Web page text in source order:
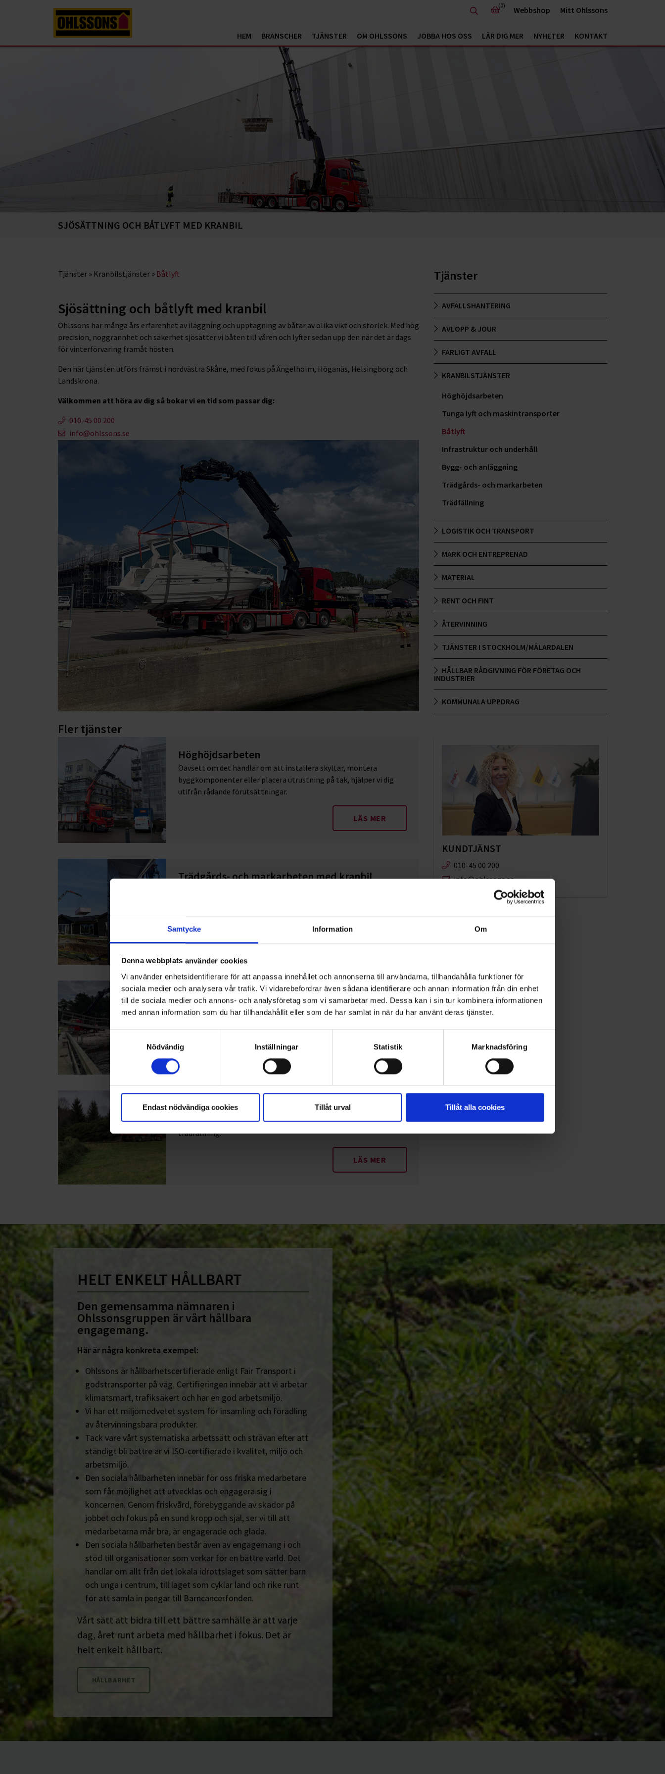
Samtycke Information Om
Denna webbplats använder cookies
Vi använder enhetsidentifierare för att anpassa innehållet och annonserna till användarna, tillhandahålla funktioner för
sociala medier och analysera vår trafik. Vi vidarebefordrar även sådana identifierare och annan information från din enhet
till de sociala medier och annons- och analysföretag som vi samarbetar med. Dessa kan i sin tur kombinera informationen
med annan information som du har tillhandahållit eller som de har samlat in när du har använt deras tjänster.
Nödvändig
Inställningar Statistik Marknadsföring
Endast nödvändiga cookies Tillåt urval Tillåt alla cookies
HEM BRANSCHER TJÄNSTER OM OHLSSONS JOBBA HOS OSS LÄR DIG MER NYHETER KONTAKT
(0) Webbshop Mitt Ohlssons
SJÖSÄTTNING OCH BÅTLYFT MED KRANBIL
Tjänster » Kranbilstjänster » Båtlyft
Sjösättning och båtlyft med kranbil
Ohlssons har många års erfarenhet av iläggning och upptagning av båtar av olika vikt och storlek. Med hög
precision, noggrannhet och säkerhet sjösätter vi båten till våren och lyfter sedan upp den när det är dags
för vinterförvaring framåt hösten.
Den här tjänsten utförs främst i nordvästra Skåne, med fokus på Ängelholm, Höganäs, Helsingborg och
Landskrona.
Välkommen att höra av dig så bokar vi en tid som passar dig:
010-45 00 200​
info@ohlssons.se
Fler tjänster
Höghöjdsarbeten
Oavsett om det handlar om att installera skyltar, montera
byggkomponenter eller placera utrustning på tak, hjälper vi dig
utifrån rådande förutsättningar.
LÄS MER
Trädgårds- och markarbeten med kranbil
Bygg- och anläggningstjänster med kranbil
Transport och lyft under byggprojektet, flytt av förrådscontainers
LÄS MER
Trädfällning
Utrustad för sågning kan kranbilen även användas vid gallring och
trädfällning.
LÄS MER
Tjänster
AVFALLSHANTERING
AVLOPP & JOUR
FARLIGT AVFALL
KRANBILSTJÄNSTER
Höghöjdsarbeten
Tunga lyft och maskintransporter
Båtlyft
Infrastruktur och underhåll
Bygg- och anläggning
Trädgårds- och markarbeten
Trädfällning
LOGISTIK OCH TRANSPORT
MARK OCH ENTREPRENAD
MATERIAL
RENT OCH FINT
ÅTERVINNING
TJÄNSTER I STOCKHOLM/MÄLARDALEN
HÅLLBAR RÅDGIVNING FÖR FÖRETAG OCH
INDUSTRIER
KOMMUNALA UPPDRAG
KUNDTJÄNST
010-45 00 200​
info@ohlssons.se
HELT ENKELT HÅLLBART
Den gemensamma nämnaren i
Ohlssonsgruppen är vårt hållbara
engagemang.
Här är några konkreta exempel:
Ohlssons är hållbarhetscertifierade enligt Fair Transport i
godstransporter på väg. Certifieringen innebär att vi arbetar
klimatsmart, trafiksäkert och har en god arbetsmiljö.
Vi har ett miljömedvetet system för insamling och förädling
av återvinningsbara produkter.
Tack vare vårt systematiska arbetssätt och strävan efter att
ständigt bli bättre är vi ISO-certifierade i kvalitet, miljö och
arbetsmiljö.
Den sociala hållbarheten innebär för oss friska medarbetare
som får möjlighet att utvecklas och engagera sig i
koncernen. Genom friskvård, förebyggande av skador på
jobbet och fokus på en sund kropp och själ, ser vi till att
medarbetarna mår bra, är engagerade och glada.
Den sociala hållbarheten består även av engagemang i och
stöd till organisationer som verkar för en bättre värld. Det
handlar om allt från det lokala idrottslaget som sätter barn
och unga i centrum, till laget som cyklar land och rike runt
för att samla in pengar till Barncancerfonden.
Vårt sätt att bidra till ett bättre samhälle är att varje
dag, året runt arbeta med hållbarhet i fokus. Det är
helt enkelt hållbart.
HÅLLBARHET